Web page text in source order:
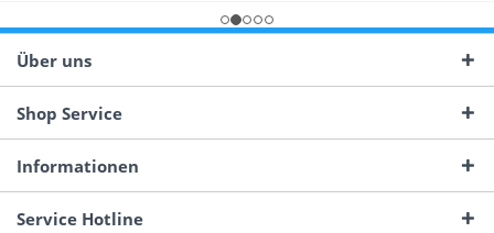
Über uns
Shop Service
Informationen
Service Hotline